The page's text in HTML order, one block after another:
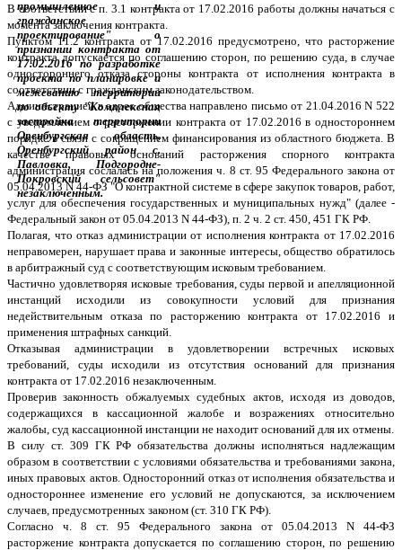
В соответствии с п. 3.1 контракта от 17.02.2016 работы должны начаться с
момента заключения контракта.
Пунктом 11.2 контракта от 17.02.2016 предусмотрено, что расторжение
контракта допускается по соглашению сторон, по решению суда, в случае
одностороннего отказа стороны контракта от исполнения контракта в
соответствии с гражданским законодательством.
Администрацией в адрес общества направлено письмо от 21.04.2016 N 522
с уведомлением о расторжении контракта от 17.02.2016 в одностороннем
порядке в связи с сокращением финансирования из областного бюджета. В
качестве правовых оснований расторжения спорного контракта
администрация сослалась на положения ч. 8 ст. 95 Федерального закона от
05.04.2013 N 44-ФЗ "О контрактной системе в сфере закупок товаров, работ,
услуг для обеспечения государственных и муниципальных нужд" (далее -
Федеральный закон от 05.04.2013 N 44-ФЗ), п. 2 ч. 2 ст. 450, 451 ГК РФ.
Полагая, что отказ администрации от исполнения контракта от 17.02.2016
неправомерен, нарушает права и законные интересы, общество обратилось
в арбитражный суд с соответствующим исковым требованием.
Частично удовлетворяя исковые требования, суды первой и апелляционной
инстанций исходили из совокупности условий для признания
недействительным отказа по расторжению контракта от 17.02.2016 и
применения штрафных санкций.
Отказывая администрации в удовлетворении встречных исковых
требований, суды исходили из отсутствия оснований для признания
контракта от 17.02.2016 незаключенным.
Проверив законность обжалуемых судебных актов, исходя из доводов,
содержащихся в кассационной жалобе и возражениях относительно
жалобы, суд кассационной инстанции не находит оснований для их отмены.
В силу ст. 309 ГК РФ обязательства должны исполняться надлежащим
образом в соответствии с условиями обязательства и требованиями закона,
иных правовых актов. Односторонний отказ от исполнения обязательства и
одностороннее изменение его условий не допускаются, за исключением
случаев, предусмотренных законом (ст. 310 ГК РФ).
Согласно ч. 8 ст. 95 Федерального закона от 05.04.2013 N 44-ФЗ
расторжение контракта допускается по соглашению сторон, по решению